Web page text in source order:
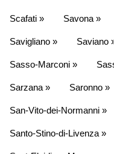
Scafati » Savona »
Savigliano » Saviano
Sasso-Marconi »
Sarzana » Saronno »
San-Vito-dei-Normanni »
Santo-Stino-di-Livenza »